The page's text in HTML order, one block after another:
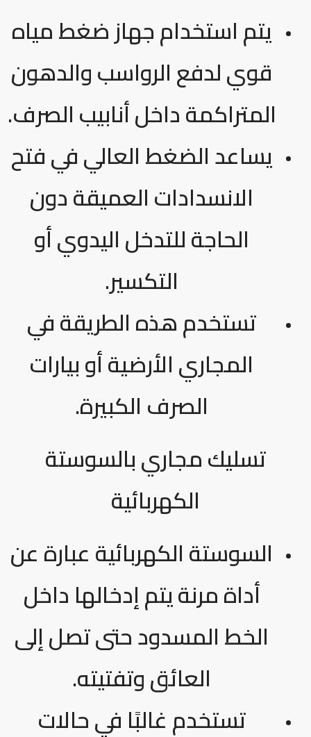
يتم استخدام جهاز ضغط مياه
قوي لدفع الرواسب والدهون
المتراكمة داخل أنابيب الصرف.
يساعد الضغط العالي في فتح
الانسدادات العميقة دون
الحاجة للتدخل اليدوي أو
التكسير.
تستخدم هذه الطريقة في
المجاري الأرضية أو بيارات
الصرف الكبيرة.
تسليك مجاري بالسوستة
الكهربائية
السوستة الكهربائية عبارة عن
أداة مرنة يتم إدخالها داخل
الخط المسدود حتى تصل إلى
العائق وتفتيته.
تستخدم غالبًا في حالات